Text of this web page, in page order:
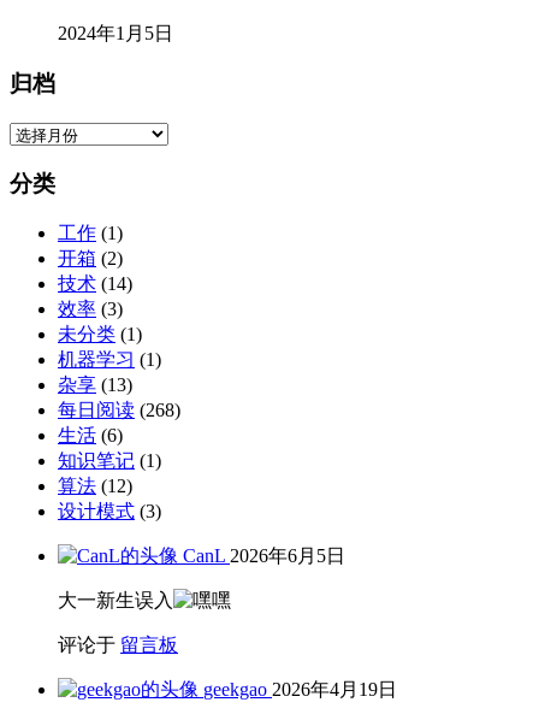
2024年1月5日
归档
归
分类
工作 (1)
开箱 (2)
技术 (14)
效率 (3)
未分类 (1)
机器学习 (1)
杂享 (13)
每日阅读 (268)
生活 (6)
知识笔记 (1)
算法 (12)
设计模式 (3)
CanL 2026年6月5日
大一新生误入
评论于 留言板
geekgao 2026年4月19日